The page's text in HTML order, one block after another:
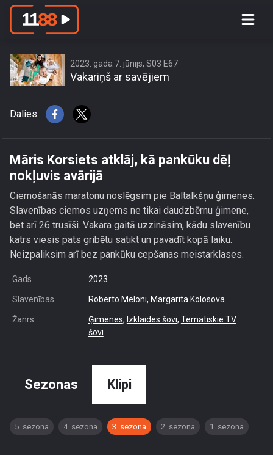
Māris Korsiets atklāj, kā pankūku dēļ
2023. gada 7. jūnijs, S03 E67
Vakariņš ar savējiem
Dalies
Māris Korsiets atklāj, kā pankūku dēļ
nokļuvis avārijā
Ciemošanās maratonu noslēgsim pie Baltalkšņu ģimenes.
Slavenības ciemos uzņems ne tikai daudzbērnu ģimene,
bet arī 26 trusīši. Vakara gaitā uzzināsim, kādu slavenību
katrs viesis pats gribētu satikt un pavadīt kopā laiku.
Neizpaliksim arī bez pankūku cepšanas meistarklases.
Gads 2023
Slavenības Roberto Meloni, Margarita Kolosova
Žanrs Ģimenes, Izklaides šovi, Tematiskie TV
šovi
Sezonas Klipi
5. sezona 4. sezona 3. sezona 2. sezona 1. sezona